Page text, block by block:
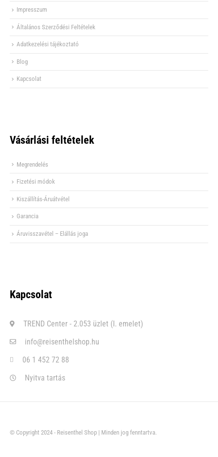
Impresszum
Általános Szerződési Feltételek
Adatkezelési tájékoztató
Blog
Kapcsolat
Vásárlási feltételek
Megrendelés
Fizetési módok
Kiszállítás-Áruátvétel
Garancia
Áruvisszavétel – Elállás joga
Kapcsolat
TREND Center - 2.053 üzlet (I. emelet)
info@reisenthelshop.hu
06 1 452 72 88
Nyitva tartás
© Copyright 2024 - Reisenthel Shop | Minden jog fenntartva.